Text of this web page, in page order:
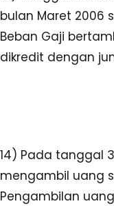
bulan Maret 2006
Beban Gaji
dikredit dengan
14) Pada tanggal
mengambil uang
Pengambilan